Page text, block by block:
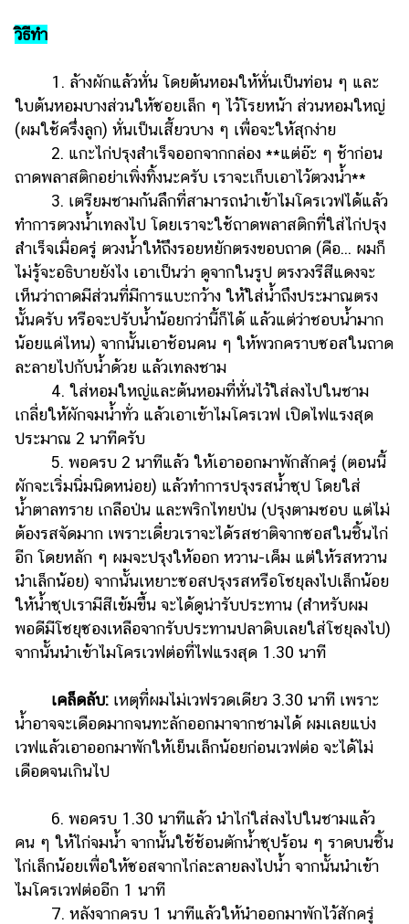
วิธีทำ
1. ล้างผักแล้วหั่น โดยต้นหอมให้หั่นเป็นท่อน ๆ และ
ใบต้นหอมบางส่วนให้ซอยเล็ก ๆ ไว้โรยหน้า ส่วนหอมใหญ่
(ผมใช้ครึ่งลูก) หั่นเป็นเสี้ยวบาง ๆ เพื่อจะให้สุกง่าย
2. แกะไก่ปรุงสำเร็จออกจากกล่อง **แต่อ๊ะ ๆ ช้าก่อน
ถาดพลาสติกอย่าเพิ่งทิ้งนะครับ เราจะเก็บเอาไว้ตวงน้ำ**
3. เตรียมชามก้นลึกที่สามารถนำเข้าไมโครเวฟได้แล้ว
ทำการตวงน้ำเทลงไป โดยเราจะใช้ถาดพลาสติกที่ใส่ไก่ปรุง
สำเร็จเมื่อครู่ ตวงน้ำให้ถึงรอยหยักตรงขอบถาด (คือ... ผมก็
ไม่รู้จะอธิบายยังไง เอาเป็นว่า ดูจากในรูป ตรงวงรีสีแดงจะ
เห็นว่าถาดมีส่วนที่มีการแบะกว้าง ให้ใส่น้ำถึงประมาณตรง
นั้นครับ หรือจะปรับน้ำน้อยกว่านี้ก็ได้ แล้วแต่ว่าชอบน้ำมาก
น้อยแค่ไหน) จากนั้นเอาช้อนคน ๆ ให้พวกคราบซอสในถาด
ละลายไปกับน้ำด้วย แล้วเทลงชาม
4. ใส่หอมใหญ่และต้นหอมที่หั่นไว้ใส่ลงไปในชาม
เกลี่ยให้ผักจมน้ำทั่ว แล้วเอาเข้าไมโครเวฟ เปิดไฟแรงสุด
ประมาณ 2 นาทีครับ
5. พอครบ 2 นาทีแล้ว ให้เอาออกมาพักสักครู่ (ตอนนี้
ผักจะเริ่มนิ่มนิดหน่อย) แล้วทำการปรุงรสน้ำซุป โดยใส่
น้ำตาลทราย เกลือป่น และพริกไทยป่น (ปรุงตามชอบ แต่ไม่
ต้องรสจัดมาก เพราะเดี๋ยวเราจะได้รสชาติจากซอสในชิ้นไก่
อีก โดยหลัก ๆ ผมจะปรุงให้ออก หวาน-เค็ม แต่ให้รสหวาน
นำเล็กน้อย) จากนั้นเหยาะซอสปรุงรสหรือโชยุลงไปเล็กน้อย
ให้น้ำซุปเรามีสีเข้มขึ้น จะได้ดูน่ารับประทาน (สำหรับผม
พอดีมีโชยุซองเหลือจากรับประทานปลาดิบเลยใส่โชยุลงไป)
จากนั้นนำเข้าไมโครเวฟต่อที่ไฟแรงสุด 1.30 นาที
เคล็ดลับ: เหตุที่ผมไม่เวฟรวดเดียว 3.30 นาที เพราะ
น้ำอาจจะเดือดมากจนทะลักออกมาจากชามได้ ผมเลยแบ่ง
เวฟแล้วเอาออกมาพักให้เย็นเล็กน้อยก่อนเวฟต่อ จะได้ไม่
เดือดจนเกินไป
6. พอครบ 1.30 นาทีแล้ว นำไก่ใส่ลงไปในชามแล้ว
คน ๆ ให้ไก่จมน้ำ จากนั้นใช้ช้อนตักน้ำซุปร้อน ๆ ราดบนชิ้น
ไก่เล็กน้อยเพื่อให้ซอสจากไก่ละลายลงไปน้ำ จากนั้นนำเข้า
ไมโครเวฟต่ออีก 1 นาที
7. หลังจากครบ 1 นาทีแล้วให้นำออกมาพักไว้สักครู่